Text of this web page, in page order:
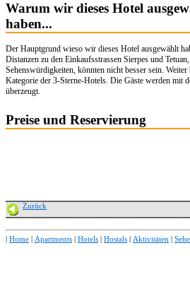
Warum wir dieses Hotel
haben...
Der Hauptgrund wieso wir dieses Hotel ausgewählt
Distanzen zu den Einkaufsstrassen Sierpes und
Sehenswürdigkeiten, könnten nicht besser sein.
Kategorie der 3-Sterne-Hotels. Die Gäste werden mit
überzeugt.
Preise und Reservierung
Zurück
Home Apartments Hotels Hostals Aktivitäten